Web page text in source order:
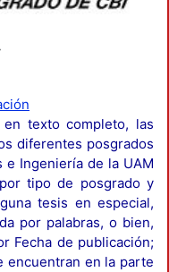
texto completo, las
diferentes posgrados
e Ingeniería de la UAM
tipo de posgrado y
tesis en especial,
por palabras, o bien,
Fecha de publicación;
encuentran en la parte